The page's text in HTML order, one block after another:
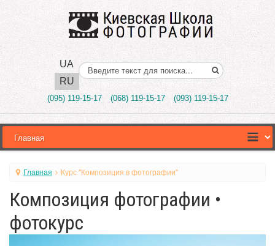
UA
RU
Поиск..
(095) 119-15-17 (068) 119-15-17 (093) 119-15-17
Главная Курс "Композиция в фотографии"
Композиция фотографии •
фотокурс